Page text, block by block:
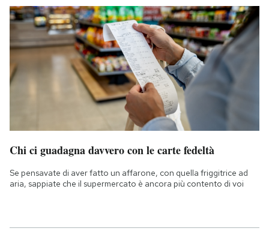
Chi ci guadagna davvero con le carte fedeltà
Se pensavate di aver fatto un affarone, con quella friggitrice ad
aria, sappiate che il supermercato è ancora più contento di voi